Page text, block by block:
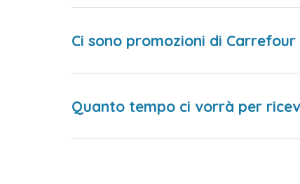
Ci sono promozioni di
Quanto tempo ci vorrà per